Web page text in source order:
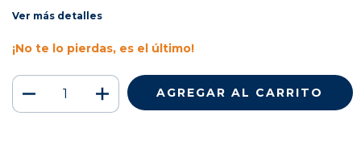
Ver más detalles
¡No te lo pierdas, es el último!